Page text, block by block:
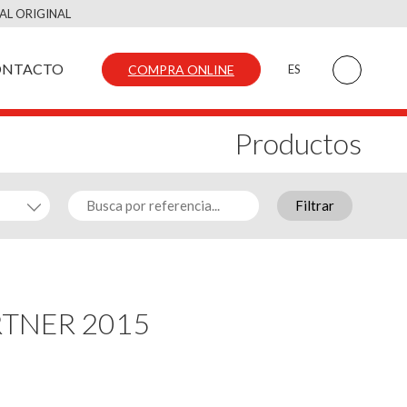
ORIGINAL
COMPRA ONLINE ES
Productos
Filtrar
2015